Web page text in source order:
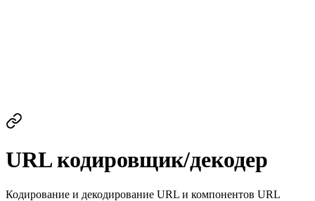
URL кодировщик/декодер
Кодирование и декодирование URL и компонентов URL